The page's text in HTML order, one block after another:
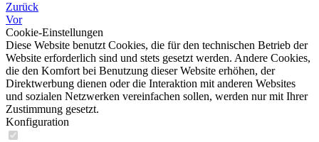
Zurück
Vor
Cookie-Einstellungen
Diese Website benutzt Cookies, die für den technischen Betrieb der
Website erforderlich sind und stets gesetzt werden. Andere Cookies,
die den Komfort bei Benutzung dieser Website erhöhen, der
Direktwerbung dienen oder die Interaktion mit anderen Websites
und sozialen Netzwerken vereinfachen sollen, werden nur mit Ihrer
Zustimmung gesetzt.
Konfiguration